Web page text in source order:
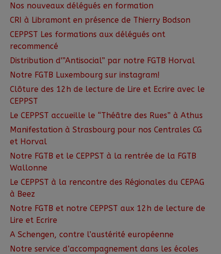
Nos nouveaux délégués en formation
CRI à Libramont en présence de Thierry Bodson
CEPPST Les formations aux délégués ont
recommencé
Distribution d'”Antisocial” par notre FGTB Horval
Notre FGTB Luxembourg sur instagram!
Clôture des 12h de lecture de Lire et Ecrire avec le
CEPPST
Le CEPPST accueille le “Théâtre des Rues” à Athus
Manifestation à Strasbourg pour nos Centrales CG
et Horval
Notre FGTB et le CEPPST à la rentrée de la FGTB
Wallonne
Le CEPPST à la rencontre des Régionales du CEPAG
à Beez
Notre FGTB et notre CEPPST aux 12h de lecture de
Lire et Ecrire
A Schengen, contre l’austérité européenne
Notre service d’accompagnement dans les écoles